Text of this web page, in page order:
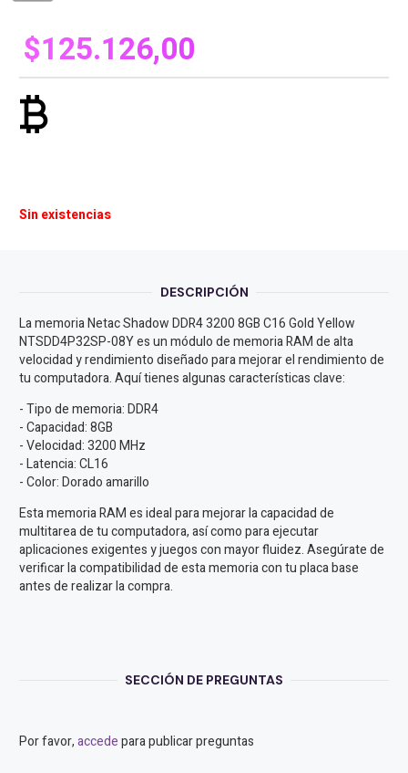
$125.126,00
currency_bitcoin
Sin existencias
DESCRIPCIÓN
La memoria Netac Shadow DDR4 3200 8GB C16 Gold Yellow
NTSDD4P32SP-08Y es un módulo de memoria RAM de alta
velocidad y rendimiento diseñado para mejorar el rendimiento de
tu computadora. Aquí tienes algunas características clave:
- Tipo de memoria: DDR4
- Capacidad: 8GB
- Velocidad: 3200 MHz
- Latencia: CL16
- Color: Dorado amarillo
Esta memoria RAM es ideal para mejorar la capacidad de
multitarea de tu computadora, así como para ejecutar
aplicaciones exigentes y juegos con mayor fluidez. Asegúrate de
verificar la compatibilidad de esta memoria con tu placa base
antes de realizar la compra.
SECCIÓN DE PREGUNTAS
Por favor,accedepara publicar preguntas